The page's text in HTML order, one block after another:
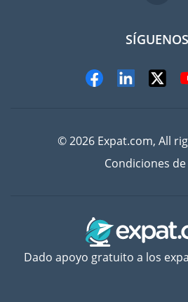
SÍGUENOS
© 2026 Expat.com, All
Condiciones
Dado apoyo gratuito a los